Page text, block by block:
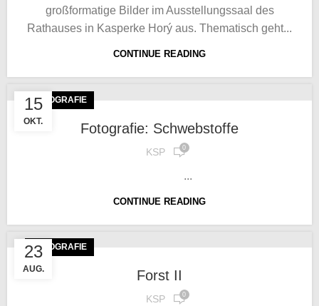
großformatige Bilder im Ausstellungssaal des
Rathauses in Kasperke Horý aus. Thematisch geht...
CONTINUE READING
15
OKT.
FOTOGRAFIE
Fotografie: Schwebstoffe
KSP 0
...
CONTINUE READING
23
AUG.
FOTOGRAFIE
Forst II
KSP 0